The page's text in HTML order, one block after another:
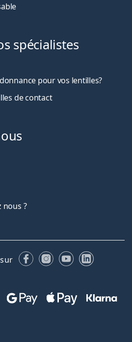
spécialistes
pour vos lentilles?
de contact
nous ?
FacebookInstagram
YouTubeLinkedIn